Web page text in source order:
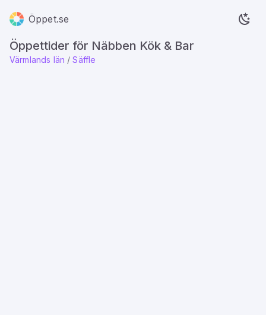
Öppet.se
Öppettider för Näbben Kök & Bar
Värmlands län / Säffle